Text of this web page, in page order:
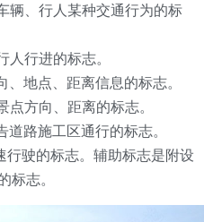
、行人某种交通行为的标
行进的标志。
地点、距离信息的标志。
方向、距离的标志。
路施工区通行的标志。
驶的标志。辅助标志是附设
标志。